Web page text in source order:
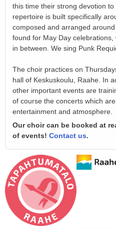
this time their strong devotion
repertoire is built specifically
composed and arranged
found for May Day
in between. We sing Punk
The choir practices on
hall of Keskuskoulu, Raahe. In
other important events are
of course the concerts which
entertainment and atmosphere.
Our choir can be booked at
of events! Contact us.